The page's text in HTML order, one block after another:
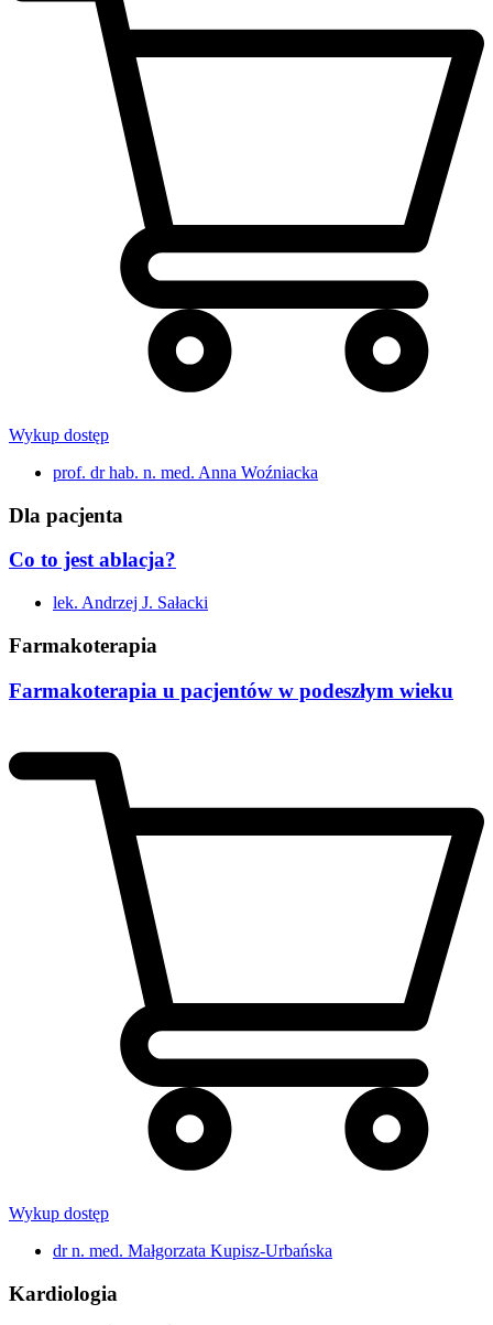
Wykup dostęp
prof. dr hab. n. med. Anna Woźniacka
Dla pacjenta
Co to jest ablacja?
lek. Andrzej J. Sałacki
Farmakoterapia
Farmakoterapia u pacjentów w podeszłym wieku
Wykup dostęp
dr n. med. Małgorzata Kupisz-Urbańska
Kardiologia